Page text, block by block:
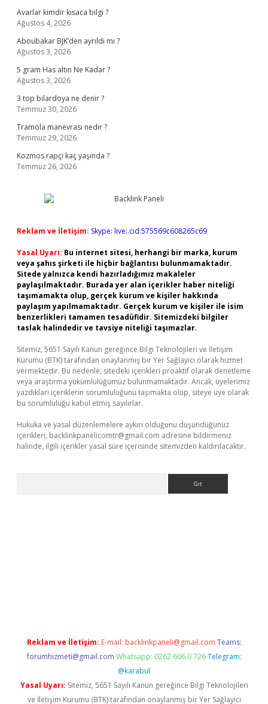
Avarlar kimdir kısaca bilgi ?
Ağustos 4, 2026
Aboubakar BJK’den ayrıldı mı ?
Ağustos 3, 2026
5 gram Has altın Ne Kadar ?
Ağustos 3, 2026
3 top bilardoya ne denir ?
Temmuz 30, 2026
Tramola manevrası nedir ?
Temmuz 29, 2026
Kozmos rapçi kaç yaşında ?
Temmuz 26, 2026
Reklam ve İletişim: Skype: live:.cid.575569c608265c69
Yasal Uyarı: Bu internet sitesi, herhangi bir marka, kurum
veya şahıs şirketi ile hiçbir bağlantısı bulunmamaktadır.
Sitede yalnızca kendi hazırladığımız makaleler
paylaşılmaktadır. Burada yer alan içerikler haber niteliği
taşımamakta olup, gerçek kurum ve kişiler hakkında
paylaşım yapılmamaktadır. Gerçek kurum ve kişiler ile isim
benzerlikleri tamamen tesadüfidir. Sitemizdeki bilgiler
taslak halindedir ve tavsiye niteliği taşımazlar.
Sitemiz, 5651 Sayılı Kanun gereğince Bilgi Teknolojileri ve İletişim
Kurumu (BTK) tarafından onaylanmış bir Yer Sağlayıcı olarak hizmet
vermektedir. Bu nedenle, sitedeki içerikleri proaktif olarak denetleme
veya araştırma yükümlülüğümüz bulunmamaktadır. Ancak, üyelerimiz
yazdıkları içeriklerin sorumluluğunu taşımakta olup, siteye üye olarak
bu sorumluluğu kabul etmiş sayılırlar.
Hukuka ve yasal düzenlemelere aykırı olduğunu düşündüğünüz
içerikleri, backlinkpanelicomtr@gmail.com adresine bildirmeniz
halinde, ilgili içerikler yasal süre içerisinde sitemizden kaldırılacaktır.
Reklam ve İletişim: E-mail: backlinkpaneli@gmail.com Teams:
forumhizmeti@gmail.com Whatsapp: 0262 606 0 726 Telegram:
@karabul
Yasal Uyarı: Sitemiz, 5651 Sayılı Kanun gereğince Bilgi Teknolojileri
ve İletişim Kurumu (BTK) tarafından onaylanmış bir Yer Sağlayıcı